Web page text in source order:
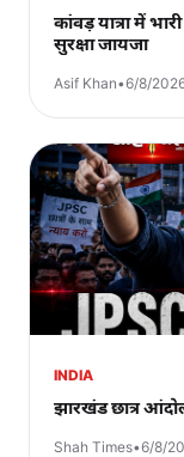
कांवड़ यात्रा में
सुरक्षा जायजा
Asif Khan•6/8/
INDIA
झारखंड छात्र
Shah Times•6/8/